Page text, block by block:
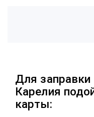
Для заправки
Карелия
карты: